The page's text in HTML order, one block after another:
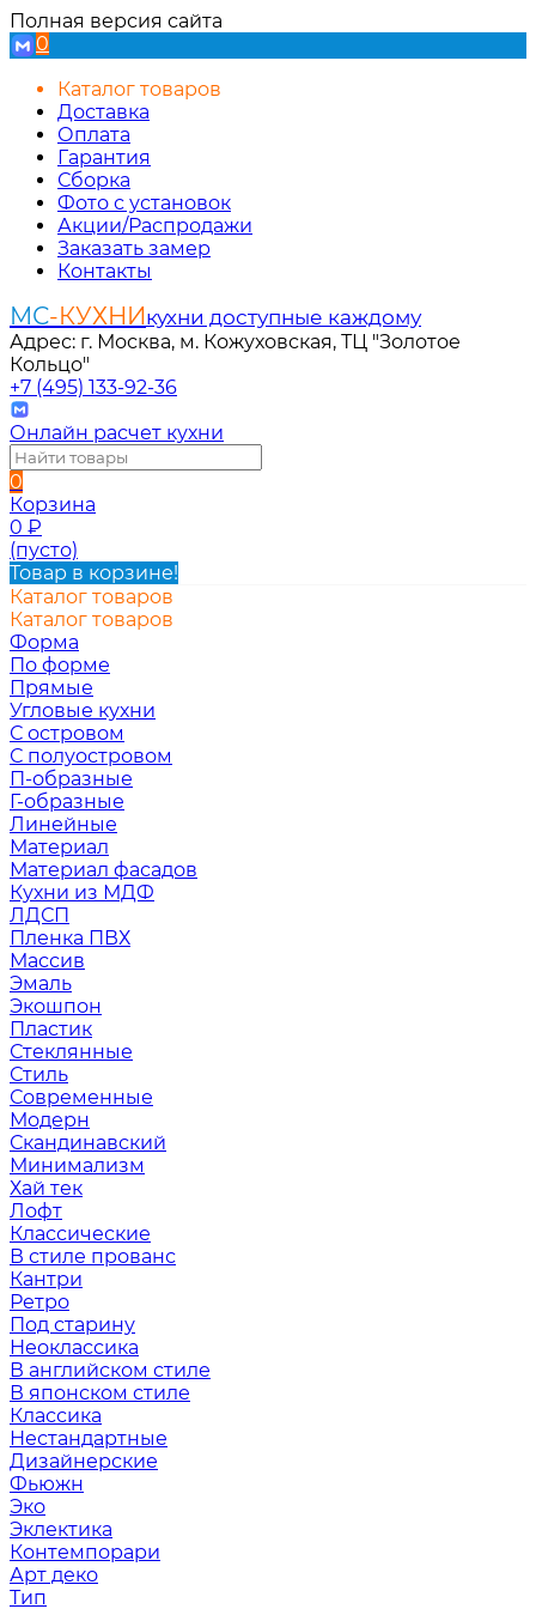
Полная версия сайта
0
Каталог товаров
Доставка
Оплата
Гарантия
Сборка
Фото с установок
Акции/Распродажи
Заказать замер
Контакты
МС-КУХНИкухни доступные каждому
Адрес: г. Москва, м. Кожуховская, ТЦ "Золотое
Кольцо"
+7 (495) 133-92-36
Онлайн расчет кухни
0
Корзина
0 ₽
(пусто)
Товар в корзине!
Каталог товаров
Каталог товаров
Форма
По форме
Прямые
Угловые кухни
С островом
С полуостровом
П-образные
Г-образные
Линейные
Материал
Материал фасадов
Кухни из МДФ
ЛДСП
Пленка ПВХ
Массив
Эмаль
Экошпон
Пластик
Стеклянные
Стиль
Современные
Модерн
Скандинавский
Минимализм
Хай тек
Лофт
Классические
В стиле прованс
Кантри
Ретро
Под старину
Неоклассика
В английском стиле
В японском стиле
Классика
Нестандартные
Дизайнерские
Фьюжн
Эко
Эклектика
Контемпорари
Арт деко
Тип